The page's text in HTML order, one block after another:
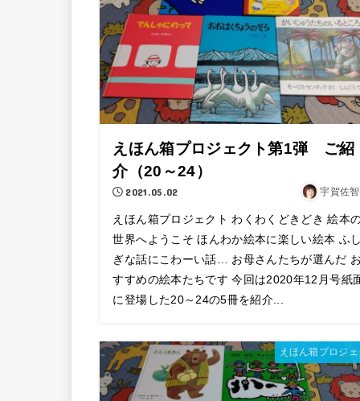
えほん箱プロジェクト第1弾 ご紹
介（20～24）
2021.05.02 宇賀佐
えほん箱プロジェクト わくわくどきどき 絵本
世界へようこそ ほんわか絵本に楽しい絵本 ふ
ぎな話にこわーい話… お母さんたちが選んだ
すすめの絵本たちです 今回は2020年12月号紙
に登場した20～24の5冊を紹介...
えほん箱プロジ